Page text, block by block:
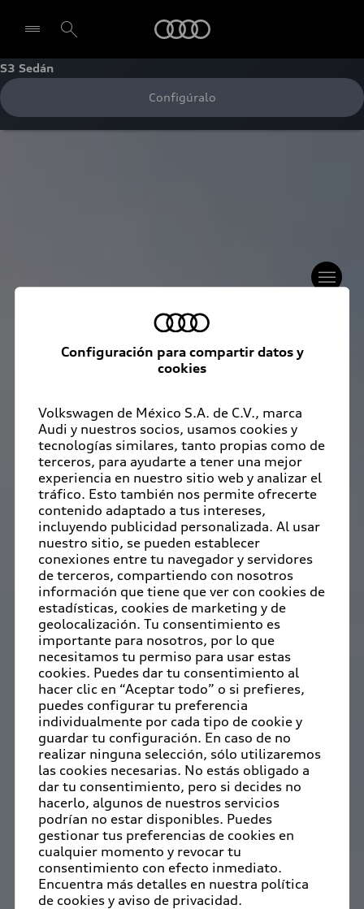
Seleccionar concesionario
S3 Sedán
Configúralo
Configuración para compartir datos y
cookies
Volkswagen de México S.A. de C.V., marca
Audi y nuestros socios, usamos cookies y
tecnologías similares, tanto propias como de
terceros, para ayudarte a tener una mejor
experiencia en nuestro sitio web y analizar el
tráfico. Esto también nos permite ofrecerte
contenido adaptado a tus intereses,
incluyendo publicidad personalizada. Al usar
nuestro sitio, se pueden establecer
conexiones entre tu navegador y servidores
de terceros, compartiendo con nosotros
información que tiene que ver con cookies de
estadísticas, cookies de marketing y de
geolocalización. Tu consentimiento es
importante para nosotros, por lo que
necesitamos tu permiso para usar estas
cookies. Puedes dar tu consentimiento al
hacer clic en “Aceptar todo” o si prefieres,
puedes configurar tu preferencia
individualmente por cada tipo de cookie y
guardar tu configuración. En caso de no
realizar ninguna selección, sólo utilizaremos
las cookies necesarias. No estás obligado a
dar tu consentimiento, pero si decides no
hacerlo, algunos de nuestros servicios
podrían no estar disponibles. Puedes
gestionar tus preferencias de cookies en
cualquier momento y revocar tu
consentimiento con efecto inmediato.
Encuentra más detalles en nuestra política
de cookies y aviso de privacidad.